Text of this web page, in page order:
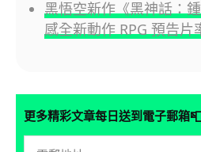
黑悟空新作《黑神話：
感全新動作 RPG 預告片
更多精彩文章每日送到電子郵箱